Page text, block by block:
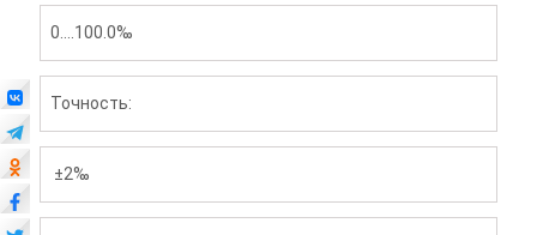
0….100.0‰
Точность:
±2‰